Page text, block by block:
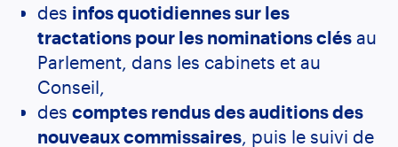
des infos quotidiennes sur les
tractations pour les nominations clésau
Parlement, dans les cabinets et au
Conseil,
des comptes rendus des auditions des
nouveaux commissaires, puis le suivi de